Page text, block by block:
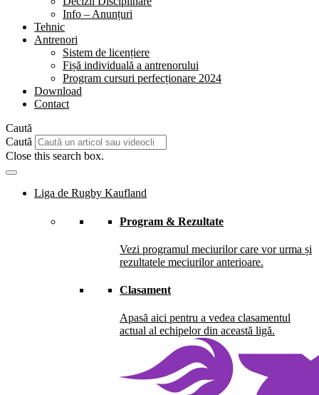
Info – Anunțuri
Tehnic
Antrenori
Sistem de licențiere
Fișă individuală a antrenorului
Program cursuri perfecționare 2024
Download
Contact
Caută
Caută
Close this search box.
Liga de Rugby Kaufland
Program & Rezultate
Vezi programul meciurilor care vor urma și
rezultatele meciurilor anterioare.
Clasament
Apasă aici pentru a vedea clasamentul
actual al echipelor din această ligă.